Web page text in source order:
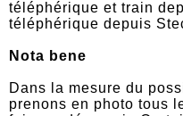
téléphérique et train
téléphérique depuis
Nota bene
Dans la mesure du
prenons en photo tous